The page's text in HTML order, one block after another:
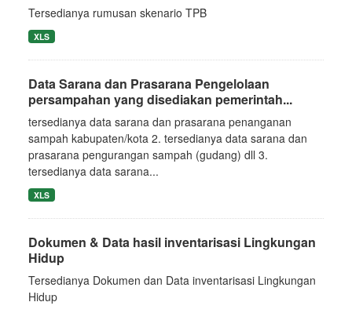
Tersedianya rumusan skenario TPB
XLS
Data Sarana dan Prasarana Pengelolaan
persampahan yang disediakan pemerintah...
tersedianya data sarana dan prasarana penanganan
sampah kabupaten/kota 2. tersedianya data sarana dan
prasarana pengurangan sampah (gudang) dll 3.
tersedianya data sarana...
XLS
Dokumen & Data hasil inventarisasi Lingkungan
Hidup
Tersedianya Dokumen dan Data inventarisasi Lingkungan
Hidup